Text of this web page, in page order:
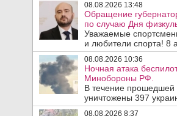
08.08.2026 13:48
Обращение
по случаю Дня
Уважаемые
и любители спорта! 8
08.08.2026 10:36
Ночная атака
Минобороны РФ.
В течение
уничтожены 397
08.08.2026 8:37